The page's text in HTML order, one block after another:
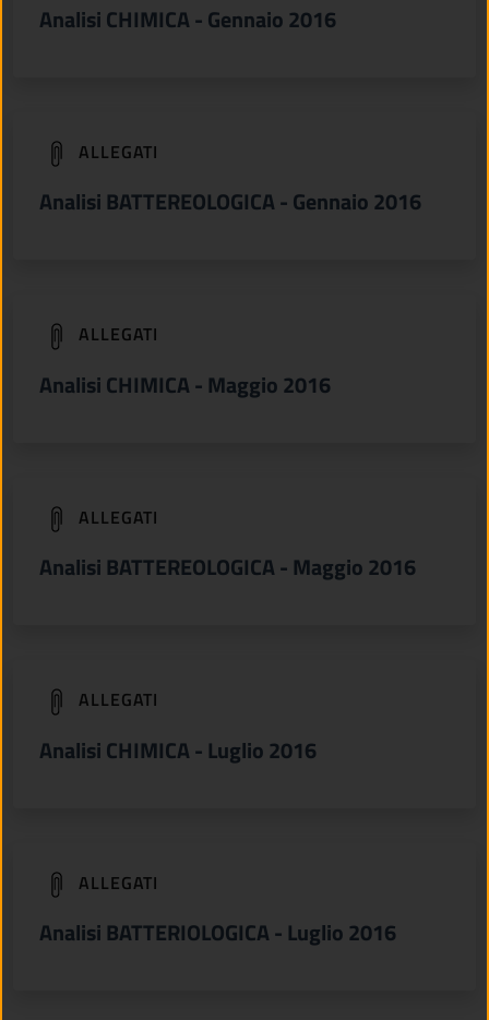
Analisi CHIMICA - Gennaio 2016
ALLEGATI
Analisi BATTEREOLOGICA - Gennaio 2016
(apre in un'altra scheda).
ALLEGATI
Analisi CHIMICA - Maggio 2016
(apre in un'altra scheda).
ALLEGATI
Analisi BATTEREOLOGICA - Maggio 2016
(apre in un'altra scheda).
ALLEGATI
Analisi CHIMICA - Luglio 2016
(apre in un'altra scheda).
ALLEGATI
Analisi BATTERIOLOGICA - Luglio 2016
(apre in un'altra scheda).